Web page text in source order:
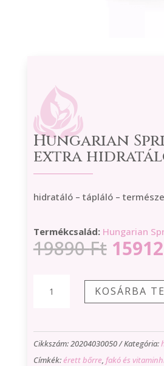
Hungarian
extra
hidratáló – tápláló –
Termékcsalád: Hungarian
19890Ft
was:
15912
Spring
hidratálókrém
mennyiség
KOSÁRBA
Cikkszám:20204030050 Kategória:
Címkék:érett bőrre, fakó és